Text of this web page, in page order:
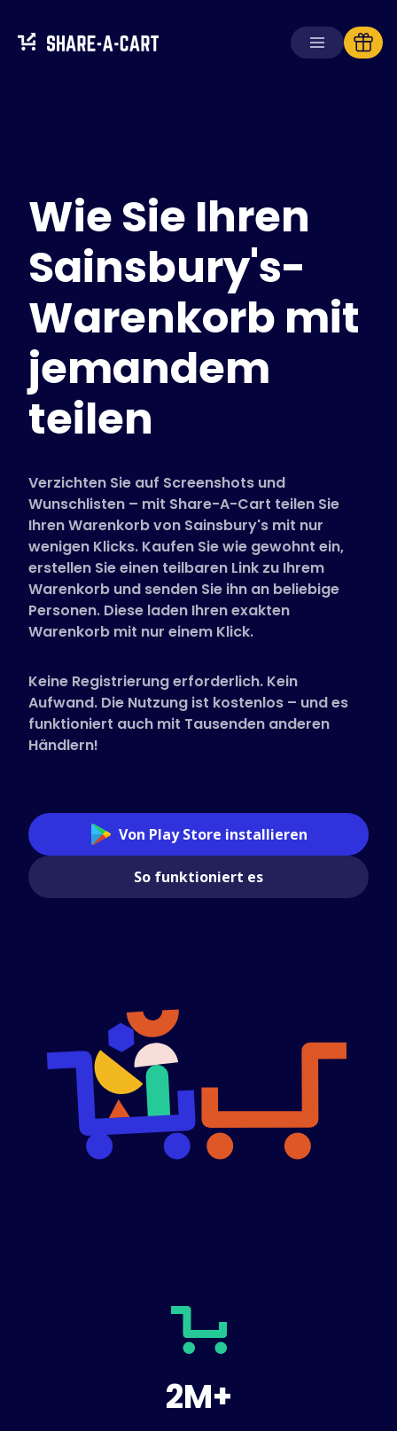
Lösungen
Für Verbraucher
Für Schulen
Für Unternehmen
Hol dir Plus+
Anmelden
Unterstützte Shops
Deutsch (German)
Wie Sie Ihren
Sainsbury's-
Warenkorb mit
jemandem
teilen
Verzichten Sie auf Screenshots und
Wunschlisten – mit Share-A-Cart teilen Sie
Ihren Warenkorb von Sainsbury's mit nur
wenigen Klicks. Kaufen Sie wie gewohnt ein,
erstellen Sie einen teilbaren Link zu Ihrem
Warenkorb und senden Sie ihn an beliebige
Personen. Diese laden Ihren exakten
Warenkorb mit nur einem Klick.
Keine Registrierung erforderlich. Kein
Aufwand. Die Nutzung ist kostenlos – und es
funktioniert auch mit Tausenden anderen
Händlern!
Von Play Store installieren
So funktioniert es
2M+